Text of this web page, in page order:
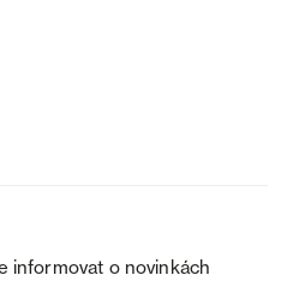
informovat o novinkách